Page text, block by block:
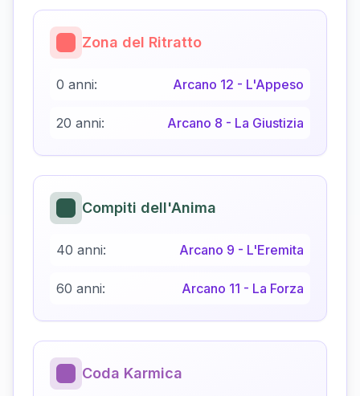
Zona del Ritratto
0 anni: Arcano 12 - L'Appeso
20 anni: Arcano 8 - La Giustizia
Compiti dell'Anima
40 anni: Arcano 9 - L'Eremita
60 anni: Arcano 11 - La Forza
Coda Karmica